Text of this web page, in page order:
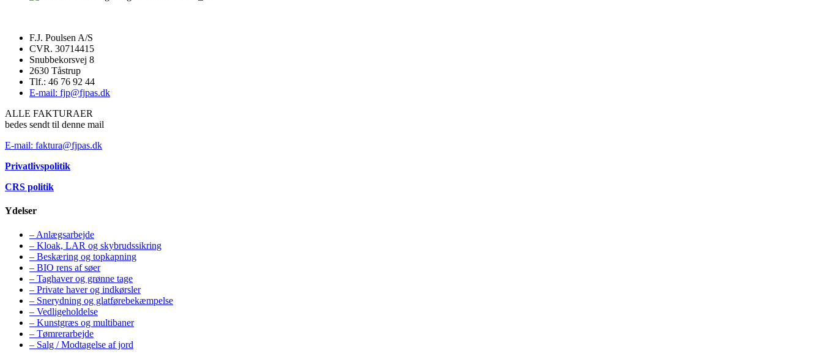
F.J. Poulsen A/S
CVR. 30714415
Snubbekorsvej 8
2630 Tåstrup
Tlf.: 46 76 92 44
E-mail: fjp@fjpas.dk
ALLE FAKTURAER
bedes sendt til denne mail
E-mail: faktura@fjpas.dk
Privatlivspolitik
CRS politik
Ydelser
– Anlægsarbejde
– Kloak, LAR og skybrudssikring
– Beskæring og topkapning
– BIO rens af søer
– Taghaver og grønne tage
– Private haver og indkørsler
– Snerydning og glatførebekæmpelse
– Vedligeholdelse
– Kunstgræs og multibaner
– Tømrerarbejde
– Salg / Modtagelse af jord